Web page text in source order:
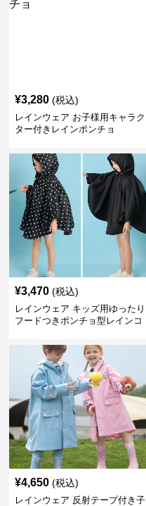
¥3,280 (税込)
レインウェア お子様用キャラク
ター付きレインポンチョ
¥3,470 (税込)
レインウェア キッズ用ゆったり
フードつきポンチョ型レインコ
¥4,650 (税込)
レインウェア 反射テープ付き子